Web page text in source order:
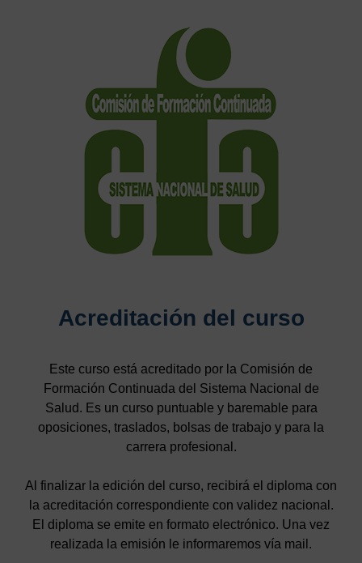
Acreditación del curso
Este curso está acreditado por la Comisión de
Formación Continuada del Sistema Nacional de
Salud. Es un curso puntuable y baremable para
oposiciones, traslados, bolsas de trabajo y para la
carrera profesional.
Al finalizar la edición del curso, recibirá el diploma con
la acreditación correspondiente con validez nacional.
El diploma se emite en formato electrónico. Una vez
realizada la emisión le informaremos vía mail.